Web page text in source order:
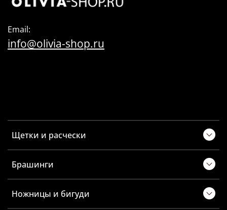
Щетки и расчески
Брашинги
Ножницы и бигуди
Email:
info@olivia-shop.ru